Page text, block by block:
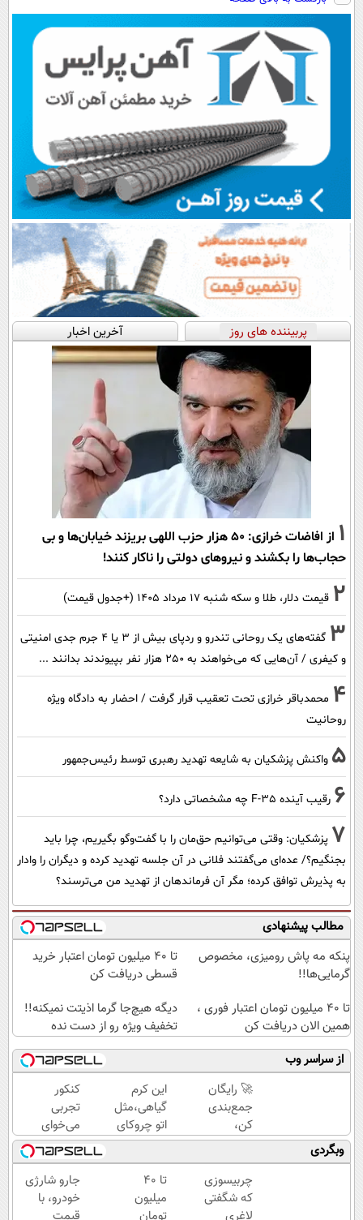
رایگان+پرداخت
اقساطی😍
سبک و مقاوم |
پرداخت قسطی
💳 📍 تهران
پربیننده های روز آخرین اخبار
1
از افاضات خرازی: ۵۰ هزار حزب اللهی بریزند خیابان‌ها و بی
حجاب‌ها را بکشند و نیرو‌های دولتی را ناکار کنند!
2 قیمت دلار، طلا و سکه شنبه ۱۷ مرداد ۱۴۰۵ (+جدول قیمت)
3
گفته‌های یک روحانی تندرو و ردپای بیش از ۳ یا ۴ جرم جدی امنیتی
و کیفری / آن‌هایی که می‌خواهند به ۲۵۰ هزار نفر بپیوندند بدانند ...
4 محمدباقر خرازی تحت تعقیب قرار گرفت / احضار به دادگاه ویژه
روحانیت
5 واکنش پزشکیان به شایعه تهدید رهبری توسط رئیس‌جمهور
6 رقیب آینده F-35 چه مشخصاتی دارد؟
7 پزشکیان: وقتی می‌توانیم حق‌مان را با گفت‌وگو بگیریم، چرا باید
بجنگیم؟/ عده‌ای می‌گفتند فلانی در آن جلسه تهدید کرده و دیگران را وادار
به پذیرش توافق کرده؛ مگر آن فرماندهان از تهدید من می‌ترسند؟
مطالب پیشنهادی
پنکه مه پاش رومیزی، مخصوص
گرمایی‌ها!!
تا ۴۰ میلیون تومان اعتبار خرید
قسطی دریافت کن
تا 40 میلیون تومان اعتبار فوری ،
همین الان دریافت کن
دیگه هیچ‌جا گرما اذیتت نمیکنه!!
تخفیف ویژه رو از دست نده
از سراسر وب
🚀 رایگان
جمع‌بندی
کن،
حرفه‌ای
نتیجه
بگیر و
رتبه برتر
شو!
این کرم
گیاهی،مثل
اتو چروکای
پوستتوصاف
میکنه!50%تخفیف
کنکور
تجربی
می‌خوای
یا
پزشکی؟
با ماز
رتبه 1
شو
وبگردی
چربیسوزی
که شگفتی
تا ۴۰
میلیون
جارو شارژی
خودرو، با